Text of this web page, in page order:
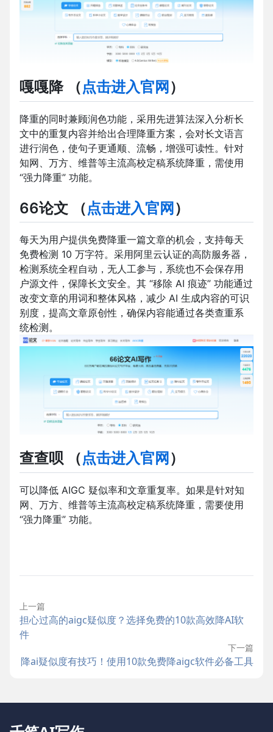
嘎嘎降（点击进入官网 ）
降重的同时兼顾润色功能，采用先进算法深入分析长
文中的重复内容并给出合理降重方案，会对长文语言
进行润色，使句子更通顺、流畅，增强可读性。针对
知网、万方、维普等主流高校定稿系统降重，需使用
“强力降重” 功能。
66论文 （点击进入官网 ）
每天为用户提供免费降重一篇文章的机会，支持每天
免费检测 10 万字符。采用阿里云认证的高防服务器，
检测系统全程自动，无人工参与，系统也不会保存用
户源文件，保障长文安全。其 “移除 AI 痕迹” 功能通过
改变文章的用词和整体风格，减少 AI 生成内容的可识
别度，提高文章原创性，确保内容能通过各类查重系
统检测。
查查呗 （点击进入官网 ）
可以降低 AIGC 疑似率和文章重复率。如果是针对知
网、万方、维普等主流高校定稿系统降重，需要使用
“强力降重” 功能。
上一篇
担心过高的aigc疑似度？选择免费的10款高效降AI软
件
下一篇
降ai疑似度有技巧！使用10款免费降aigc软件必备工具